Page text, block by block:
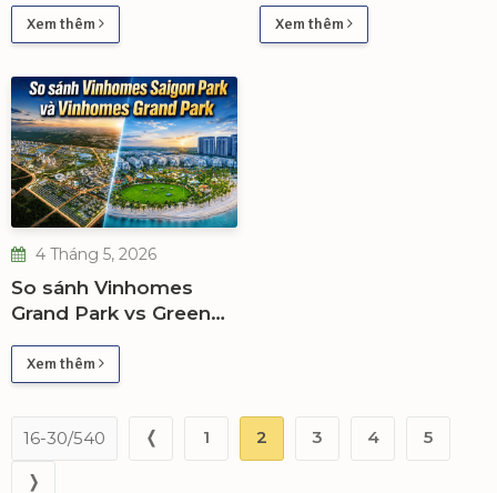
PARK
Xem thêm
Học Quốc Tế Đẳng
Cấp
Xem thêm
4 Tháng 5, 2026
So sánh Vinhomes
Grand Park vs Green
án nào?
Xem thêm
16-30/540 ❬ 1 2 3 4 5
❭